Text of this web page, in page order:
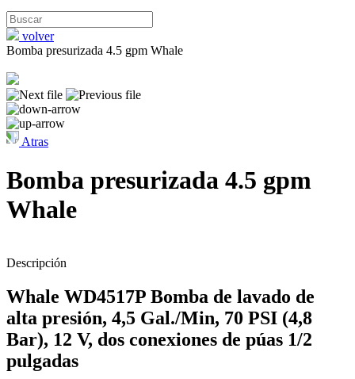
volver
Bomba presurizada 4.5 gpm Whale
Atras
Bomba presurizada 4.5 gpm
Whale
Descripción
Whale WD4517P Bomba de lavado de
alta presión, 4,5 Gal./Min, 70 PSI (4,8
Bar), 12 V, dos conexiones de púas 1/2
pulgadas